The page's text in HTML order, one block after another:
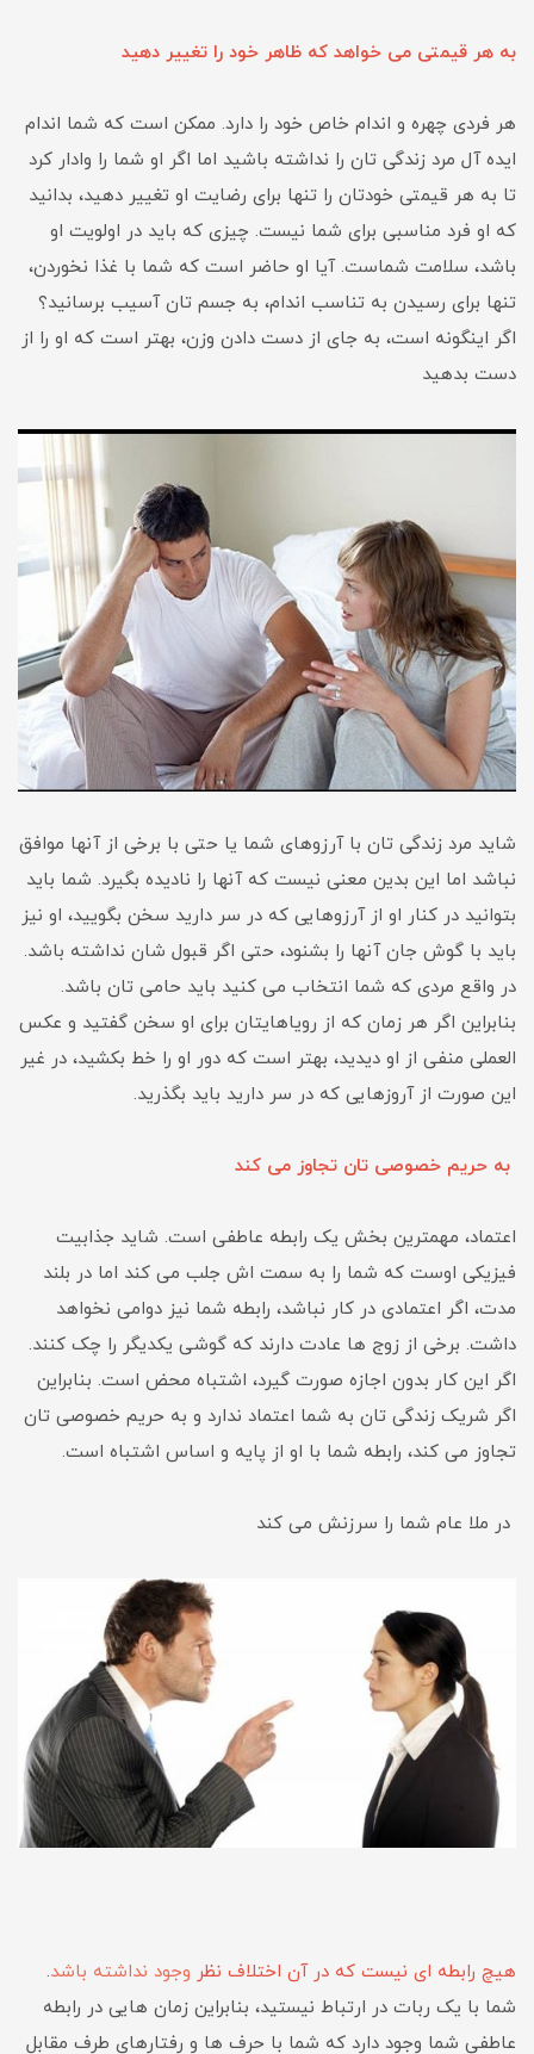
به هر قیمتی می خواهد که ظاهر خود را تغییر دهید
هر فردی چهره و اندام خاص خود را دارد. ممکن است که شما اندام
ایده آل مرد زندگی تان را نداشته باشید اما اگر او شما را وادار کرد
تا به هر قیمتی خودتان را تنها برای رضایت او تغییر دهید، بدانید
که او فرد مناسبی برای شما نیست. چیزی که باید در اولویت او
باشد، سلامت شماست. آیا او حاضر است که شما با غذا نخوردن،
تنها برای رسیدن به تناسب اندام، به جسم تان آسیب برسانید؟
اگر اینگونه است، به جای از دست دادن وزن، بهتر است که او را از
دست بدهید
شاید مرد زندگی تان با آرزوهای شما یا حتی با برخی از آنها موافق
نباشد اما این بدین معنی نیست که آنها را نادیده بگیرد. شما باید
بتوانید در کنار او از آرزوهایی که در سر دارید سخن بگویید، او نیز
باید با گوش جان آنها را بشنود، حتی اگر قبول شان نداشته باشد.
در واقع مردی که شما انتخاب می کنید باید حامی تان باشد.
بنابراین اگر هر زمان که از رویاهایتان برای او سخن گفتید و عکس
العملی منفی از او دیدید، بهتر است که دور او را خط بکشید، در غیر
این صورت از آروزهایی که در سر دارید باید بگذرید.
به حریم خصوصی تان تجاوز می کند
اعتماد، مهمترین بخش یک رابطه عاطفی است. شاید جذابیت
فیزیکی اوست که شما را به سمت اش جلب می کند اما در بلند
مدت، اگر اعتمادی در کار نباشد، رابطه شما نیز دوامی نخواهد
داشت. برخی از زوج ها عادت دارند که گوشی یکدیگر را چک کنند.
اگر این کار بدون اجازه صورت گیرد، اشتباه محض است. بنابراین
اگر شریک زندگی تان به شما اعتماد ندارد و به حریم خصوصی تان
تجاوز می کند، رابطه شما با او از پایه و اساس اشتباه است.
در ملا عام شما را سرزنش می کند
هیچ رابطه ای نیست که در آن اختلاف نظر وجود نداشته باشد.
شما با یک ربات در ارتباط نیستید، بنابراین زمان هایی در رابطه
عاطفی شما وجود دارد که شما با حرف ها و رفتارهای طرف مقابل